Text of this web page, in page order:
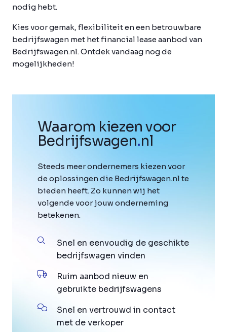
nodig hebt.
Kies voor gemak, flexibiliteit en een betrouwbare
bedrijfswagen met het financial lease aanbod van
Bedrijfswagen.nl. Ontdek vandaag nog de
mogelijkheden!
Waarom kiezen voor
Bedrijfswagen.nl
Steeds meer ondernemers kiezen voor
de oplossingen die Bedrijfswagen.nl te
bieden heeft. Zo kunnen wij het
volgende voor jouw onderneming
betekenen.
Snel en eenvoudig de geschikte
bedrijfswagen vinden
Ruim aanbod nieuw en
gebruikte bedrijfswagens
Snel en vertrouwd in contact
met de verkoper